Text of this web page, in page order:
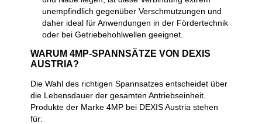
unempfindlich gegenüber Verschmutzungen und
daher ideal für Anwendungen in der Fördertechnik
oder bei Getriebehohlwellen geeignet.
WARUM 4MP-SPANNSÄTZE VON DEXIS
AUSTRIA?
Die Wahl des richtigen Spannsatzes entscheidet über
die Lebensdauer der gesamten Antriebseinheit.
Produkte der Marke 4MP bei DEXIS Austria stehen
für: